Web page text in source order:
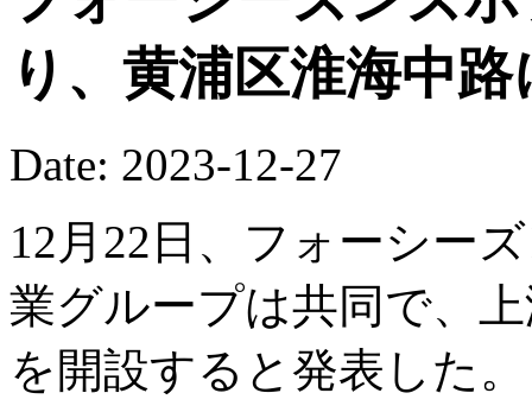
り、黄浦区淮海中
Date: 2023-12-27
12月22日、フォーシー
業グループは共同で、
を開設すると発表した。